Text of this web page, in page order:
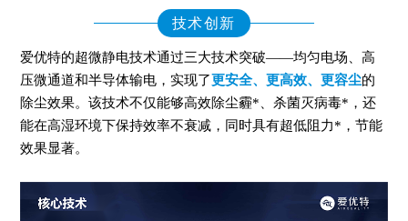
技术创新
爱优特的超微静电技术通过三大技术突破——均匀电场、高
压微通道和半导体输电，实现了更安全、更高效、更容尘的
除尘效果。该技术不仅能够高效除尘霾*、杀菌灭病毒*，还
能在高湿环境下保持效率不衰减，同时具有超低阻力*，节能
效果显著。